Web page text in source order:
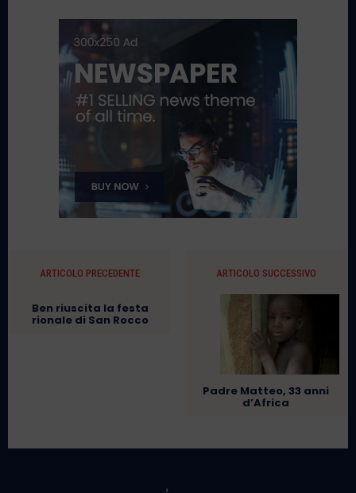
ARTICOLO PRECEDENTE
Ben riuscita la festa
rionale di San Rocco
ARTICOLO SUCCESSIVO
Padre Matteo, 33 anni
d’Africa